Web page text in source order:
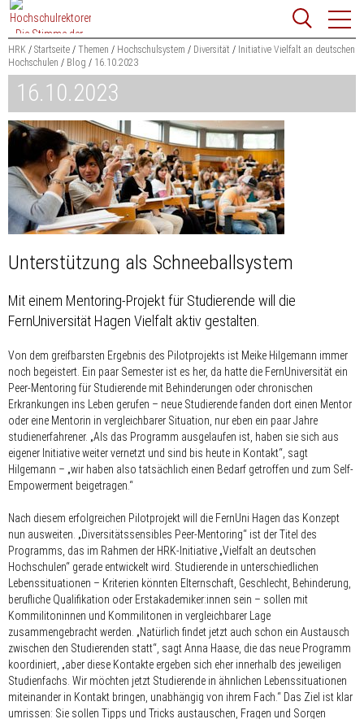
Zum
Content
springen
HRK Startseite Themen Hochschulsystem Diversität
Initiative Vielfalt an deutschen
Hochschulen
Blog 16.10.2023
16.10.2023
Unterstützung als Schneeballsystem
Mit einem Mentoring-Projekt für Studierende will die
FernUniversität Hagen Vielfalt aktiv gestalten.
Von dem greifbarsten Ergebnis des Pilotprojekts ist Meike Hilgemann immer
noch begeistert. Ein paar Semester ist es her, da hatte die FernUniversität ein
Peer-Mentoring für Studierende mit Behinderungen oder chronischen
Erkrankungen ins Leben gerufen – neue Studierende fanden dort einen Mentor
oder eine Mentorin in vergleichbarer Situation, nur eben ein paar Jahre
studienerfahrener. „Als das Programm ausgelaufen ist, haben sie sich aus
eigener Initiative weiter vernetzt und sind bis heute in Kontakt“, sagt
Hilgemann – „wir haben also tatsächlich einen Bedarf getroffen und zum Self-
Empowerment beigetragen.“
Nach diesem erfolgreichen Pilotprojekt will die FernUni Hagen das Konzept
nun ausweiten. „Diversitätssensibles Peer-Mentoring“ ist der Titel des
Programms, das im Rahmen der HRK-Initiative „Vielfalt an deutschen
Hochschulen“ gerade entwickelt wird. Studierende in unterschiedlichen
Lebenssituationen – Kriterien könnten Elternschaft, Geschlecht, Behinderung,
berufliche Qualifikation oder Erstakademiker:innen sein – sollen mit
Kommilitoninnen und Kommilitonen in vergleichbarer Lage
zusammengebracht werden. „Natürlich findet jetzt auch schon ein Austausch
zwischen den Studierenden statt“, sagt Anna Haase, die das neue Programm
koordiniert, „aber diese Kontakte ergeben sich eher innerhalb des jeweiligen
Studienfachs. Wir möchten jetzt Studierende in ähnlichen Lebenssituationen
miteinander in Kontakt bringen, unabhängig von ihrem Fach.“ Das Ziel ist klar
umrissen: Sie sollen Tipps und Tricks austauschen, Fragen und Sorgen